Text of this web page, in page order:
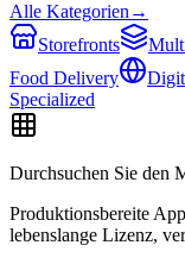
Alle Kategorien →
Storefronts
Food Delivery
Specialized
Durchsuchen Sie den
Produktionsbereite
lebenslange Lizenz,